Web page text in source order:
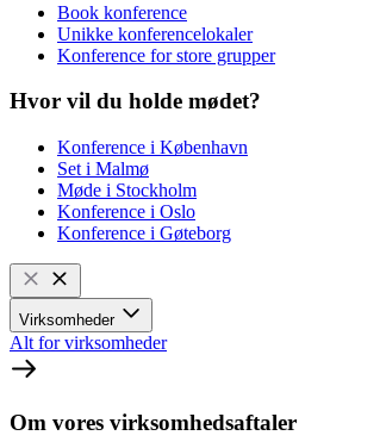
Book konference
Unikke konferencelokaler
Konference for store grupper
Hvor vil du holde mødet?
Konference i København
Set i Malmø
Møde i Stockholm
Konference i Oslo
Konference i Gøteborg
Virksomheder
Alt for virksomheder
Om vores virksomhedsaftaler